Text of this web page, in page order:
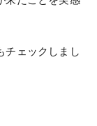
ェックしまし